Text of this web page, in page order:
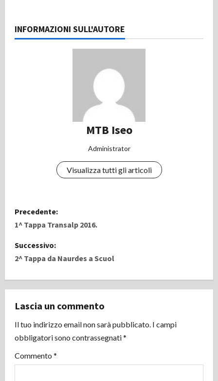
INFORMAZIONI SULL'AUTORE
MTB Iseo
Administrator
Visualizza tutti gli articoli
N
a
v
g
a
z
i
o
Precedente:
1^ Tappa Transalp 2016.
Successivo:
2^ Tappa da Naurdes a Scuol
Lascia un commento
Il tuo indirizzo email non sarà pubblicato. I campi
obbligatori sono contrassegnati*
Commento *